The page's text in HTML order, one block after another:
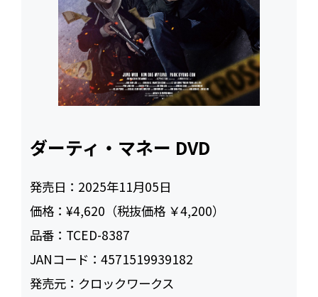
ダーティ・マネー DVD
発売日： 2025年11月05日
価格：¥4,620（税抜価格 ￥4,200）
品番： TCED-8387
JANコード：4571519939182
発売元： クロックワークス